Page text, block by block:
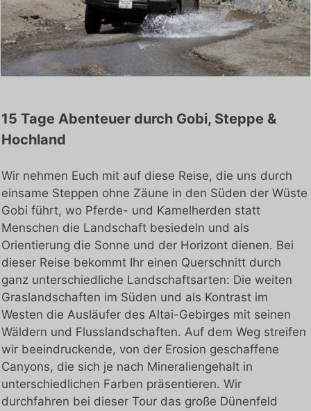
15 Tage Abenteuer durch Gobi, Steppe &
Hochland
Wir nehmen Euch mit auf diese Reise, die uns durch
einsame Steppen ohne Zäune in den Süden der Wüste
Gobi führt, wo Pferde- und Kamelherden statt
Menschen die Landschaft besiedeln und als
Orientierung die Sonne und der Horizont dienen. Bei
dieser Reise bekommt Ihr einen Querschnitt durch
ganz unterschiedliche Landschaftsarten: Die weiten
Graslandschaften im Süden und als Kontrast im
Westen die Ausläufer des Altai-Gebirges mit seinen
Wäldern und Flusslandschaften. Auf dem Weg streifen
wir beeindruckende, von der Erosion geschaffene
Canyons, die sich je nach Mineraliengehalt in
unterschiedlichen Farben präsentieren. Wir
durchfahren bei dieser Tour das große Dünenfeld